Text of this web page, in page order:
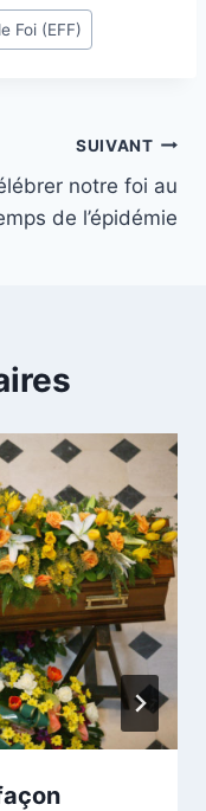
Foi (EFF)
SUIVANT
notre foi au
de l’épidémie